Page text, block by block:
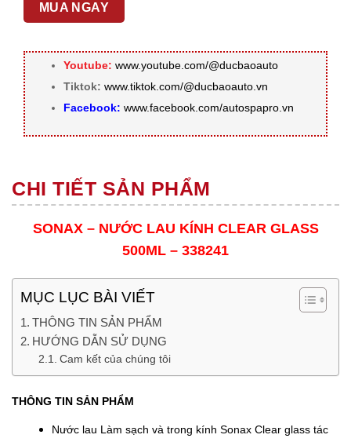
MUA NGAY
Youtube: www.youtube.com/@ducbaoauto
Tiktok: www.tiktok.com/@ducbaoauto.vn
Facebook: www.facebook.com/autospapro.vn
CHI TIẾT SẢN PHẨM
SONAX – NƯỚC LAU KÍNH CLEAR GLASS
500ML – 338241
MỤC LỤC BÀI VIẾT
THÔNG TIN SẢN PHẨM
HƯỚNG DẪN SỬ DỤNG
Cam kết của chúng tôi
THÔNG TIN SẢN PHẨM
Nước lau Làm sạch và trong kính Sonax Clear glass tác